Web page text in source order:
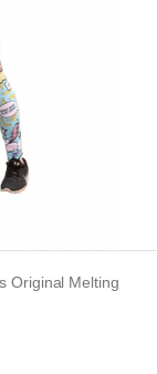
Original Melting